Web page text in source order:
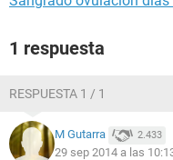
1 respuesta
RESPUESTA 1 / 1
M Gutarra 2.433
29 sep 2014 a las